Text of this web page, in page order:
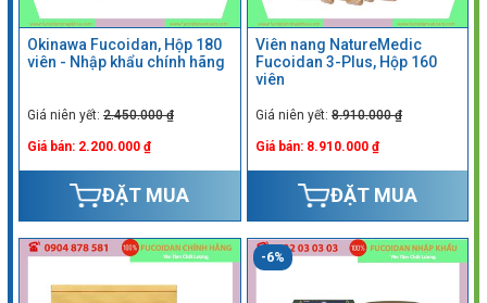
Okinawa Fucoidan, Hộp 180
viên - Nhập khẩu chính hãng
Giá niên yết: 2.450.000 ₫
Giá bán: 2.200.000 ₫
ĐẶT MUA
Viên nang NatureMedic
Fucoidan 3-Plus, Hộp 160
viên
Giá niên yết: 8.910.000 ₫
Giá bán: 8.910.000 ₫
ĐẶT MUA
-6%